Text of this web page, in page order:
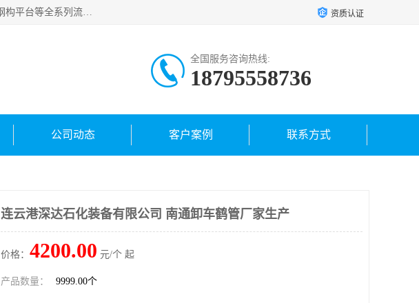
连云港深达石化装备有限公司是从事定量装车系统、船用流体装卸臂、陆用流体装卸臂（鹤管）、活动梯、钢构平台等全系列流体装卸设备的设计、制造、销售以及服务的专业供应商。公司始终以客户为中心，密切跟踪国内外油气储运及装卸设备先进技术的发展，以先进的技术、优质的产品、一流的服务，满足客户需求。 资质认证
全国服务咨询热线:
18795558736
公司动态 客户案例 联系方式
连云港深达石化装备有限公司 南通卸车鹤管厂家生产
价格： 4200.00 元/个 起
产品数量： 9999.00个